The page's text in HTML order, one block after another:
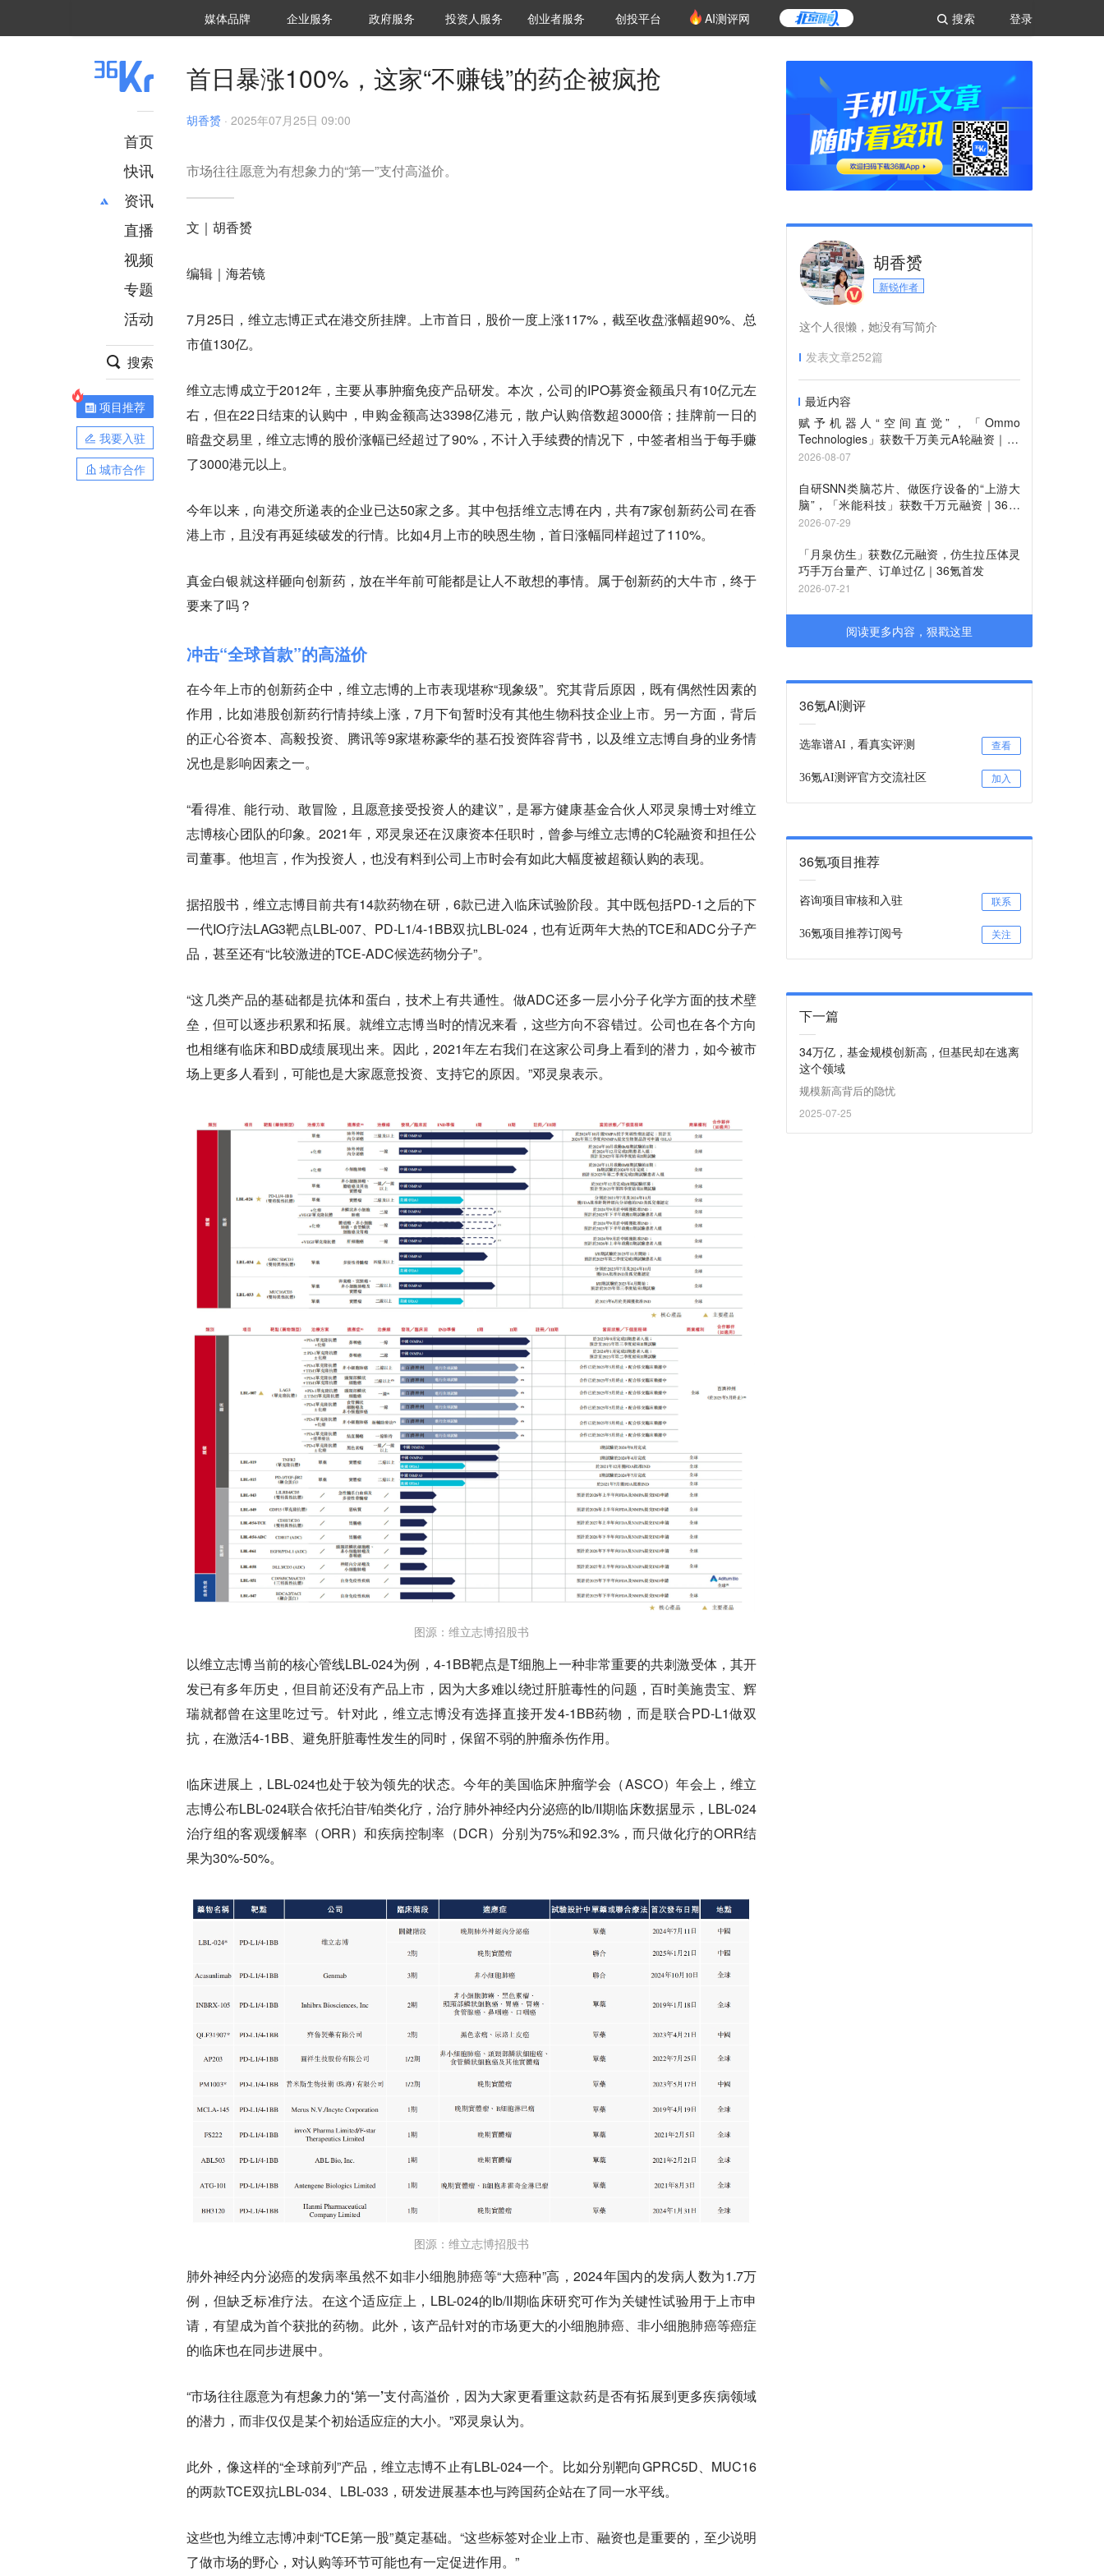
登录
搜索
媒体品牌 36Kr研究院
企业服务 城市之窗
政府服务 VClub投资机构库
投资机构职位推介
投资人服务 创投氪堂
创业者服务 创投平台 AI测评网
首页
快讯
资讯
推荐
财经
项目推荐
安徽
直播
视频
专题
活动
搜索
项目推荐
我要入驻
城市合作
首日暴涨100%，这家“不赚钱”的药企被疯抢
胡香赟 · 2025年07月25日 09:00
市场往往愿意为有想象力的“第一”支付高溢价。
文｜胡香赟
编辑｜海若镜
7月25日，维立志博正式在港交所挂牌。上市首日，股价一度上涨117%，截至收盘涨幅超90%、总
市值130亿。
维立志博成立于2012年，主要从事肿瘤免疫产品研发。本次，公司的IPO募资金额虽只有10亿元左
右，但在22日结束的认购中，申购金额高达3398亿港元，散户认购倍数超3000倍；挂牌前一日的
暗盘交易里，维立志博的股价涨幅已经超过了90%，不计入手续费的情况下，中签者相当于每手赚
了3000港元以上。
今年以来，向港交所递表的企业已达50家之多。其中包括维立志博在内，共有7家创新药公司在香
港上市，且没有再延续破发的行情。比如4月上市的映恩生物，首日涨幅同样超过了110%。
真金白银就这样砸向创新药，放在半年前可能都是让人不敢想的事情。属于创新药的大牛市，终于
要来了吗？
冲击“全球首款”的高溢价
在今年上市的创新药企中，维立志博的上市表现堪称“现象级”。究其背后原因，既有偶然性因素的
作用，比如港股创新药行情持续上涨，7月下旬暂时没有其他生物科技企业上市。另一方面，背后
的正心谷资本、高毅投资、腾讯等9家堪称豪华的基石投资阵容背书，以及维立志博自身的业务情
况也是影响因素之一。
“看得准、能行动、敢冒险，且愿意接受投资人的建议”，是幂方健康基金合伙人邓灵泉博士对维立
志博核心团队的印象。2021年，邓灵泉还在汉康资本任职时，曾参与维立志博的C轮融资和担任公
司董事。他坦言，作为投资人，也没有料到公司上市时会有如此大幅度被超额认购的表现。
据招股书，维立志博目前共有14款药物在研，6款已进入临床试验阶段。其中既包括PD-1之后的下
一代IO疗法LAG3靶点LBL-007、PD-L1/4-1BB双抗LBL-024，也有近两年大热的TCE和ADC分子产
品，甚至还有“比较激进的TCE-ADC候选药物分子”。
“这几类产品的基础都是抗体和蛋白，技术上有共通性。做ADC还多一层小分子化学方面的技术壁
垒，但可以逐步积累和拓展。就维立志博当时的情况来看，这些方向不容错过。公司也在各个方向
也相继有临床和BD成绩展现出来。因此，2021年左右我们在这家公司身上看到的潜力，如今被市
场上更多人看到，可能也是大家愿意投资、支持它的原因。”邓灵泉表示。
图源：维立志博招股书
以维立志博当前的核心管线LBL-024为例，4-1BB靶点是T细胞上一种非常重要的共刺激受体，其开
发已有多年历史，但目前还没有产品上市，因为大多难以绕过肝脏毒性的问题，百时美施贵宝、辉
瑞就都曾在这里吃过亏。针对此，维立志博没有选择直接开发4-1BB药物，而是联合PD-L1做双
抗，在激活4-1BB、避免肝脏毒性发生的同时，保留不弱的肿瘤杀伤作用。
临床进展上，LBL-024也处于较为领先的状态。今年的美国临床肿瘤学会（ASCO）年会上，维立
志博公布LBL-024联合依托泊苷/铂类化疗，治疗肺外神经内分泌癌的Ib/II期临床数据显示，LBL-024
治疗组的客观缓解率（ORR）和疾病控制率（DCR）分别为75%和92.3%，而只做化疗的ORR结
果为30%-50%。
图源：维立志博招股书
肺外神经内分泌癌的发病率虽然不如非小细胞肺癌等“大癌种”高，2024年国内的发病人数为1.7万
例，但缺乏标准疗法。在这个适应症上，LBL-024的Ib/II期临床研究可作为关键性试验用于上市申
请，有望成为首个获批的药物。此外，该产品针对的市场更大的小细胞肺癌、非小细胞肺癌等癌症
的临床也在同步进展中。
“市场往往愿意为有想象力的‘第一’支付高溢价 ，因为大家更看重这款药是否有拓展到更多疾病领域
的潜力，而非仅仅是某个初始适应症的大小。”邓灵泉认为。
此外，像这样的“全球前列”产品，维立志博不止有LBL-024一个。比如分别靶向GPRC5D、MUC16
的两款TCE双抗LBL-034、LBL-033，研发进展基本也与跨国药企站在了同一水平线。
这些也为维立志博冲刺“TCE第一股”奠定基础。“这些标签对企业上市、融资也是重要的，至少说明
了做市场的野心，对认购等环节可能也有一定促进作用。”
胡香赟
新锐作者
这个人很懒，她没有写简介
发表文章252篇
最近内容
赋予机器人“空间直觉”，「Ommo
Technologies」获数千万美元A轮融资｜36
氪首发
2026-08-07
自研SNN类脑芯片、做医疗设备的“上游大
脑”，「米能科技」获数千万元融资｜36氪
首发
2026-07-29
「月泉仿生」获数亿元融资，仿生拉压体灵
巧手万台量产、订单过亿｜36氪首发
2026-07-21
阅读更多内容，狠戳这里
36氪AI测评
选靠谱AI，看真实评测 查看
36氪AI测评官方交流社区 加入
36氪项目推荐
咨询项目审核和入驻 联系
36氪项目推荐订阅号 关注
下一篇
34万亿，基金规模创新高，但基民却在逃离
这个领域
规模新高背后的隐忧
2025-07-25